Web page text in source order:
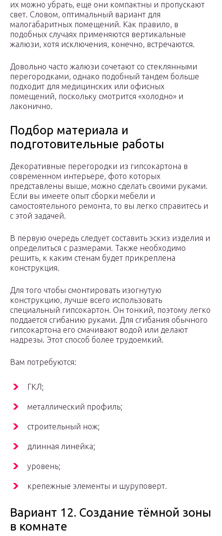
их можно убрать, еще они компактны и пропускают
свет. Словом, оптимальный вариант для
малогабаритных помещений. Как правило, в
подобных случаях применяются вертикальные
жалюзи, хотя исключения, конечно, встречаются.
Довольно часто жалюзи сочетают со стеклянными
перегородками, однако подобный тандем больше
подходит для медицинских или офисных
помещений, поскольку смотрится «холодно» и
лаконично.
Подбор материала и
подготовительные работы
Декоративные перегородки из гипсокартона в
современном интерьере, фото которых
представлены выше, можно сделать своими руками.
Если вы имеете опыт сборки мебели и
самостоятельного ремонта, то вы легко справитесь и
с этой задачей.
В первую очередь следует составить эскиз изделия и
определиться с размерами. Также необходимо
решить, к каким стенам будет прикреплена
конструкция.
Для того чтобы смонтировать изогнутую
конструкцию, лучше всего использовать
специальный гипсокартон. Он тонкий, поэтому легко
поддается сгибанию руками. Для сгибания обычного
гипсокартона его смачивают водой или делают
надрезы. Этот способ более трудоемкий.
Вам потребуются:
ГКЛ;
металлический профиль;
строительный нож;
длинная линейка;
уровень;
крепежные элементы и шуруповерт.
Вариант 12. Создание тёмной зоны
в комнате